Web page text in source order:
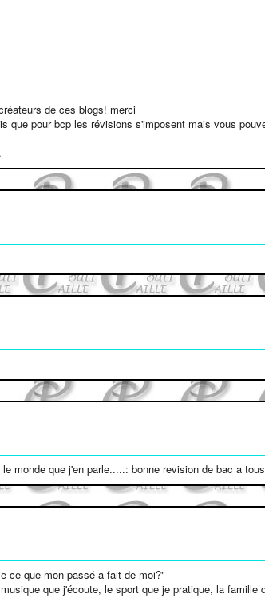
de ces blogs! merci
pour bcp les révisions s'imposent mais vous
monde que j'en parle.....: bonne revision de bac a
ce que mon passé a fait de moi?"
que j'écoute, le sport que je pratique, la famille